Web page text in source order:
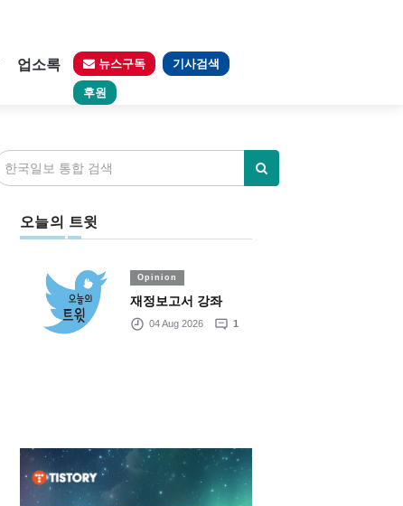
업소록 뉴스구독 기사검색
후원
오늘의 트윗
Opinion
재정보고서 강좌
04 Aug 2026 1